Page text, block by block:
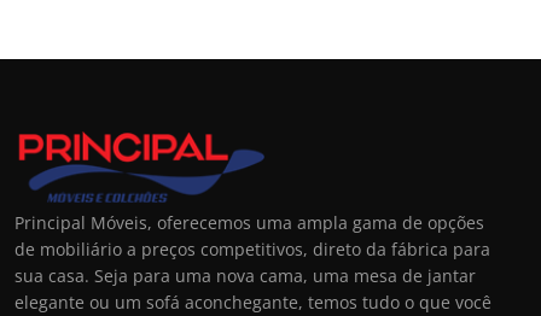
Principal Móveis, oferecemos uma ampla gama de opções
de mobiliário a preços competitivos, direto da fábrica para
sua casa. Seja para uma nova cama, uma mesa de jantar
elegante ou um sofá aconchegante, temos tudo o que você